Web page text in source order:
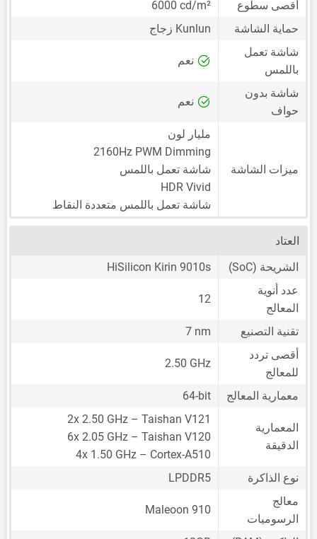
أقصى سطوع
6000 cd/m²
حماية الشاشة
Kunlun زجاج
شاشة تعمل
باللمس
نعم
شاشة بدون
حواف
نعم
ميزات الشاشة
مليار لون
2160Hz PWM Dimming
شاشة تعمل باللمس
HDR Vivid
شاشة تعمل باللمس متعددة النقاط
العتاد
الشريحة (SoC)
HiSilicon Kirin 9010s
عدد أنوية
المعالج
12
تقنية التصنيع
7 nm
أقصى تردد
للمعالج
2.50 GHz
معمارية المعالج 64-bit
المعمارية
الدقيقة
2x 2.50 GHz – Taishan V121
6x 2.05 GHz – Taishan V120
4x 1.50 GHz – Cortex-A510
نوع الذاكرة
LPDDR5
معالج
الرسوميات
Maleoon 910